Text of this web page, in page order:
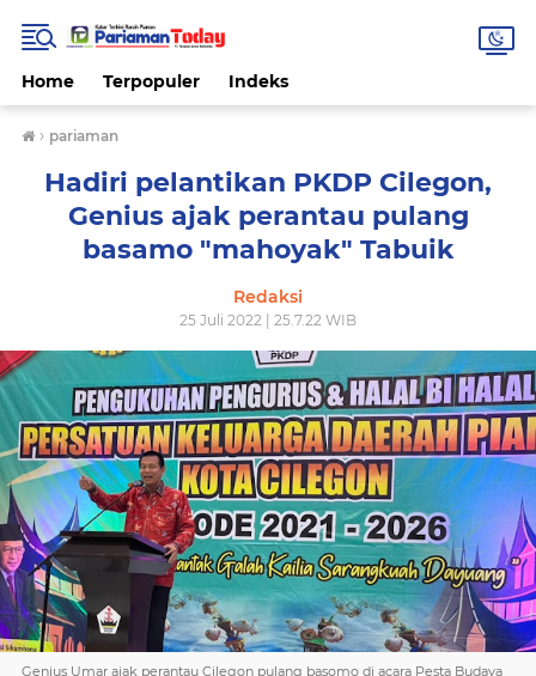
Home Terpopuler Indeks
› pariaman
Hadiri pelantikan PKDP Cilegon,
Genius ajak perantau pulang
basamo "mahoyak" Tabuik
Redaksi
25 Juli 2022 | 25.7.22 WIB
Genius Umar ajak perantau Cilegon pulang basomo di acara Pesta Budaya